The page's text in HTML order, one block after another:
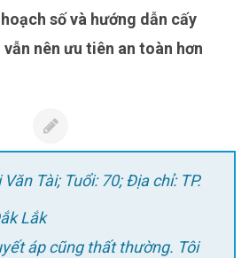
số và hướng dẫn cấy
nên ưu tiên an toàn hơn
Tài; Tuổi: 70; Địa chỉ: TP.
Lắk